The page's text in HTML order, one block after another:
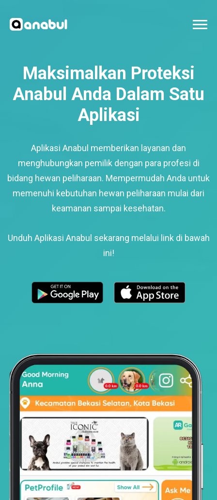
Maksimalkan Proteksi
Anabul Anda Dalam Satu
Aplikasi
Aplikasi Anabul memberikan layanan dan
menghubungkan pemilik dengan para profesi di
bidang hewan peliharaan. Mempermudah Anda untuk
memenuhi kebutuhan hewan peliharaan mulai dari
keamanan sampai kesehatan.
Unduh Aplikasi Anabul sekarang melalui link di bawah
ini!